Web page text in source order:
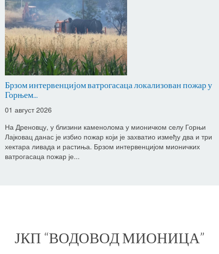
Брзом интервенцијом ватрогасаца локализован пожар у
Горњем...
01 август 2026
На Дреновцу, у близини каменолома у мионичком селу Горњи
Лајковац данас је избио пожар који је захватио између два и три
хектара ливада и растиња. Брзом интервенцијом мионичких
ватрогасаца пожар је...
ЈКП “ВОДОВОД МИОНИЦА”